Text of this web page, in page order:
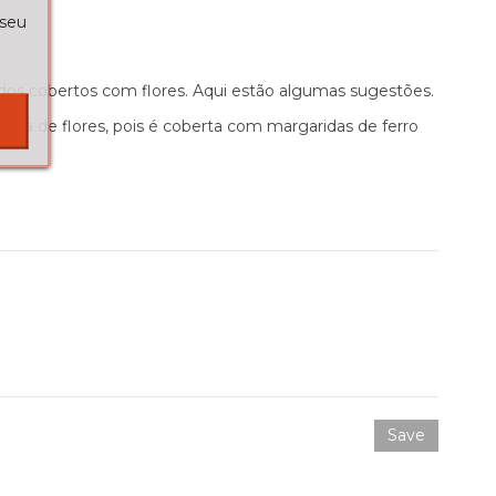
cobertos com flores. Aqui estão algumas sugestões.
de flores, pois é coberta com margaridas de ferro
Save